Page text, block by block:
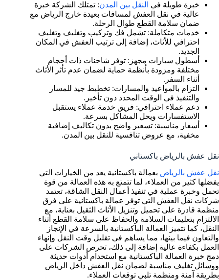
خبرة طويلة في النقل بين المدن: تمتلك الشركة خبرة
عالية في نقل العفش لمسافات بعيدة خارج الرياض مع
ضمان سلامة القطع طوال الرحلة.
خدمات متكاملة: تشمل فك وتركيب وتغليف وتغليف
احترافي للأثاث، إضافة إلى ترتيب العفش في المكان
الجديد.
أسطول سيارات مجهز: توفر شاحنات ذات أحجام
مختلفة ومزودة بأنظمة حماية لضمان عدم تأثر الأثاث
أثناء السفر.
التزام بالمواعيد والمسارات: تخطيط جيد للمسار
والتنفيذ في الوقت المحدد دون تأخير.
دعم عملاء احترافي: فريق خدمة عملاء يستقبل
الاستفسارات ويحل المشاكل بسرعة.
أسعار مناسبة: تسعير واضح بدون تكاليف إضافية
مخفية، مع عروض تنافسية للنقل بين المدن.
نقل عفش بالرياض باكستاني
نقل عفش بالرياض بعمالة باكستانية يعد من الخيارات التي
يفضلها كثير من العملاء، لما تتمتع به هذه العمالة من قوة
تحمل وخبرة عملية في تنفيذ أعمال النقل الشاقة، تعتمد
شركات نقل العفش التي توفر عمالة باكستانية على فرق
منظمة قادرة على تحميل وتنزيل الأثاث الثقيل بعناية، مع
الالتزام بتعليمات السلامة والحفاظ على سلامة القطع أثناء
النقل، كما تتميز العمالة الباكستانية بالسرعة في الإنجاز
والتعاون فيما بينها، مما يساهم في تقليل وقت النقل وإنهاء
العمل بكفاءة عالية إضافة إلى ذلك، تحرص الشركات على
دمج خبرة العمالة الباكستانية مع استخدام أدوات حديثة
ووسائل تغليف مناسبة لضمان نقل العفش داخل الرياض
بطريقة آمنة ومنظمة تلبي توقعات العملاء.